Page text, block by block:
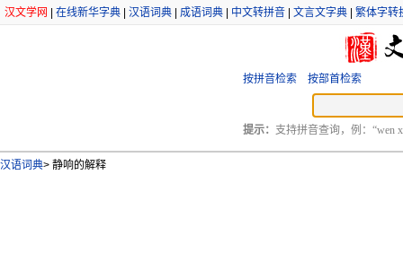
汉文学网 在线新华字典 汉语词典 成语词典 中文转拼音 文言文字典 繁体字转
按拼音检索 按部首检索
提示： 支持拼音查询，例：“wen
汉语词典> 静响的解释